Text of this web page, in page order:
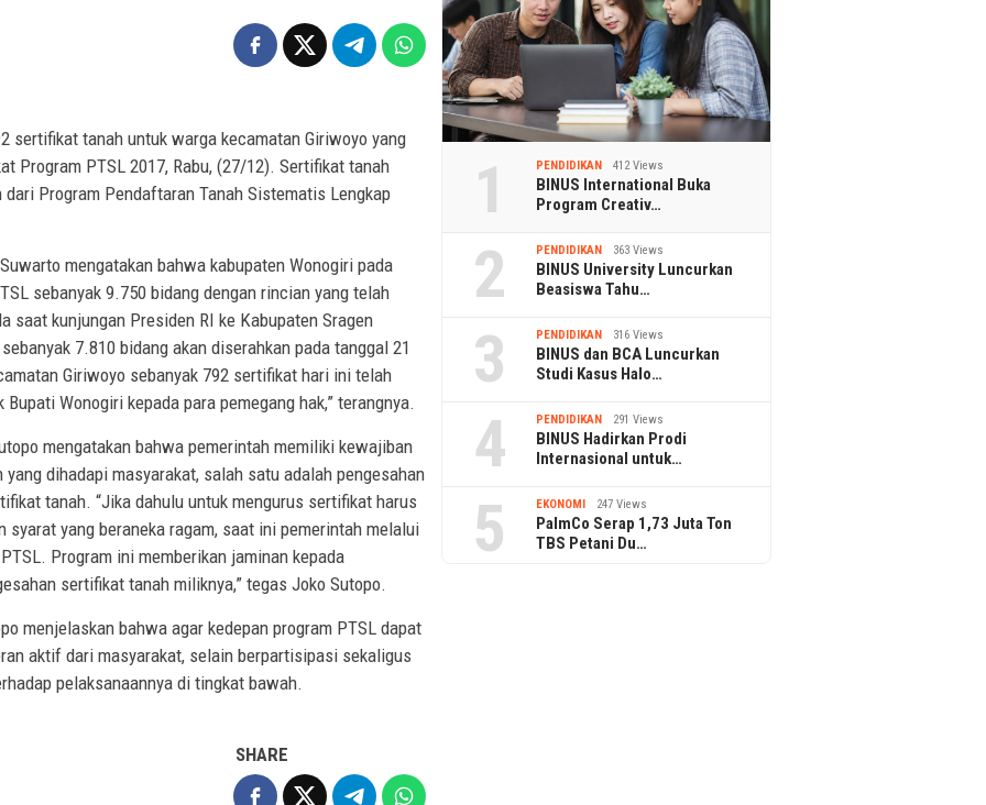
sertifikat tanah untuk warga kecamatan Giriwoyo yang
Program PTSL 2017, Rabu, (27/12). Sertifikat tanah
Program Pendaftaran Tanah Sistematis Lengkap
mengatakan bahwa kabupaten Wonogiri pada
sebanyak 9.750 bidang dengan rincian yang telah
saat kunjungan Presiden RI ke Kabupaten Sragen
7.810 bidang akan diserahkan pada tanggal 21
Giriwoyo sebanyak 792 sertifikat hari ini telah
Wonogiri kepada para pemegang hak,” terangnya.
mengatakan bahwa pemerintah memiliki kewajiban
dihadapi masyarakat, salah satu adalah pengesahan
tanah. “Jika dahulu untuk mengurus sertifikat harus
syarat yang beraneka ragam, saat ini pemerintah melalui
Program ini memberikan jaminan kepada
sertifikat tanah miliknya,” tegas Joko Sutopo.
menjelaskan bahwa agar kedepan program PTSL dapat
aktif dari masyarakat, selain berpartisipasi sekaligus
pelaksanaannya di tingkat bawah.
SHARE
1 PENDIDIKAN 412 Views
BINUS International Buka
Program Creativ…
2 PENDIDIKAN 363 Views
BINUS University Luncurkan
Beasiswa Tahu…
3 PENDIDIKAN 316 Views
BINUS dan BCA Luncurkan
Studi Kasus Halo…
4 PENDIDIKAN 291 Views
BINUS Hadirkan Prodi
Internasional untuk…
5 EKONOMI 247 Views
PalmCo Serap 1,73 Juta Ton
TBS Petani Du…